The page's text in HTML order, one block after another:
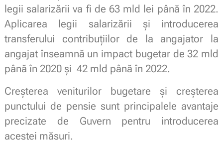
legii salarizării va fi de 63 mld lei până în 2022.
Aplicarea legii salarizării și introducerea
transferului contribuțiilor de la angajator la
angajat înseamnă un impact bugetar de 32 mld
până în 2020 și 42 mld până în 2022.
Creșterea veniturilor bugetare și creșterea
punctului de pensie sunt principalele avantaje
precizate de Guvern pentru introducerea
acestei măsuri.